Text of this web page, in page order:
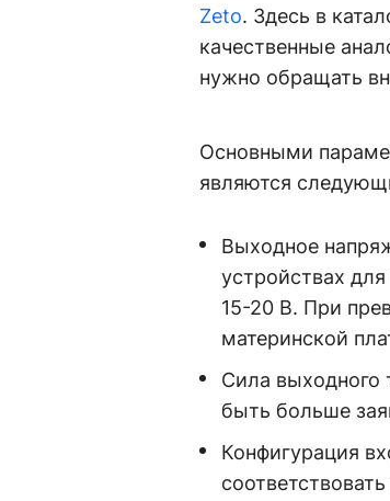
Zeto. Здесь в
качественные
нужно обращать
Основными
являются
Выходное
устройствах
15-20 В. При
материнской
Сила выходного
быть больше
Конфигурация